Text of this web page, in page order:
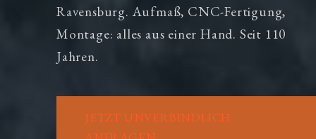
Ravensburg. Aufmaß, CNC-Fertigung,
Montage: alles aus einer Hand. Seit 110
Jahren.
JETZT UNVERBINDLICH